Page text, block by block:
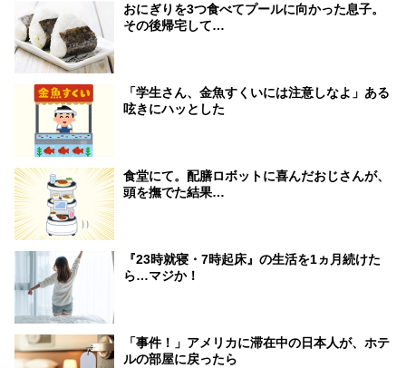
おにぎりを3つ食べてプールに向かった息子。
その後帰宅して…
「学生さん、金魚すくいには注意しなよ」ある
呟きにハッとした
食堂にて。配膳ロボットに喜んだおじさんが、
頭を撫でた結果…
『23時就寝・7時起床』の生活を1ヵ月続けた
ら…マジか！
「事件！」アメリカに滞在中の日本人が、ホテ
ルの部屋に戻ったら